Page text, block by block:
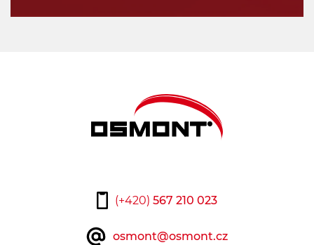
(+420) 567 210 023
osmont@osmont.cz